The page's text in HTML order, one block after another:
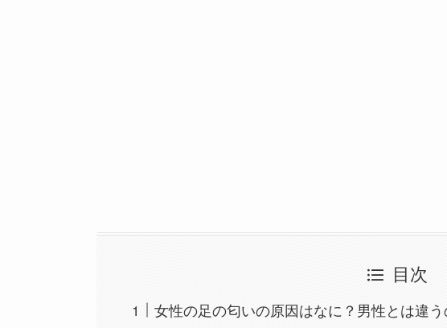
目次
女性の足の匂いの原因はなに？男性とは違う